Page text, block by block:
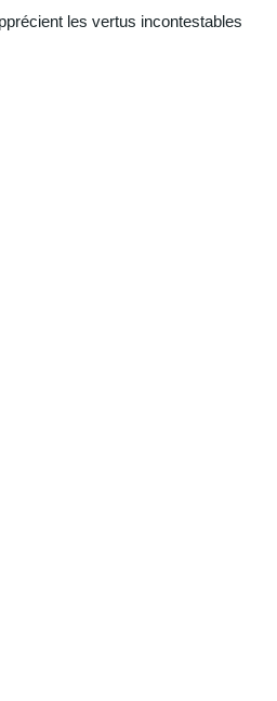
les vertus incontestables